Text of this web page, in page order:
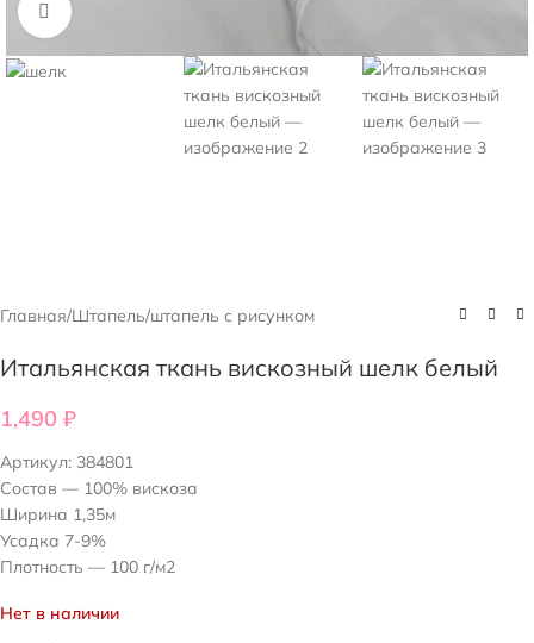
Нажмите, чтобы увеличить
Главная/Штапель/штапель с рисунком
Итальянская ткань вискозный шелк белый
1,490 ₽
Артикул: 384801
Состав — 100% вискоза
Ширина 1,35м
Усадка 7-9%
Плотность — 100 г/м2
Нет в наличии